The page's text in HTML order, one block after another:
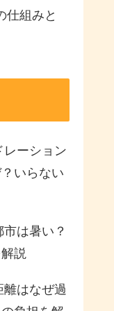
仕組みと
レーション
いらない
は暑い？
説
はなぜ過